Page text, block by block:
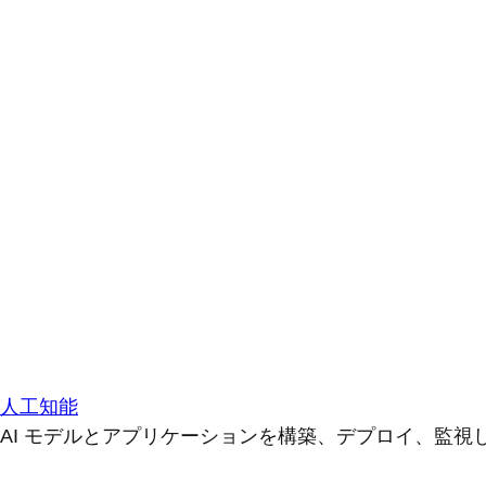
人工知能
AI モデルとアプリケーションを構築、デプロイ、監視